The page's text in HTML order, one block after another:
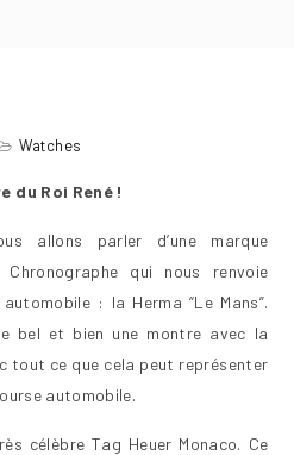
Watches
du Roi René !
allons parler d’une marque
qui nous renvoie
: la Herma “Le Mans”.
bel et bien une montre avec la
tout ce que cela peut représenter
automobile.
célèbre Tag Heuer Monaco. Ce